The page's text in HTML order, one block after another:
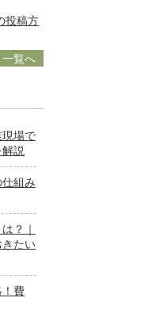
投稿方
一覧へ
場で
説
組み
？｜
たい
！費